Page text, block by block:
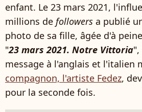
enfant. Le 23 mars 2021,
millions de followers a publié
photo de sa fille, âgée d'à
"23 mars 2021. Notre Vittoria
message à l'anglais et l'italien
compagnon, l'artiste Fedez,
pour la seconde fois.